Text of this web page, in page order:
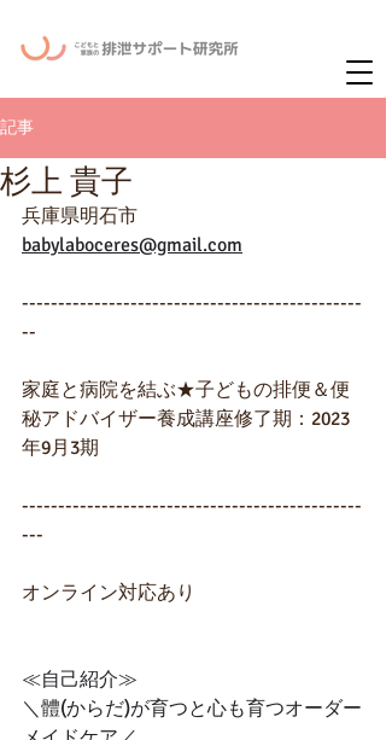
記事
杉上 貴子
兵庫県明石市
babylaboceres@gmail.com
-----------------------------------------------
--
家庭と病院を結ぶ★子どもの排便＆便
秘アドバイザー養成講座修了期：2023
年9月3期
-----------------------------------------------
---
オンライン対応あり
≪自己紹介≫
＼體(からだ)が育つと心も育つオーダー